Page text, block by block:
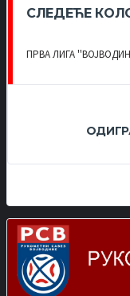
СЛЕДЕЋЕ
ПРВА ЛИГА